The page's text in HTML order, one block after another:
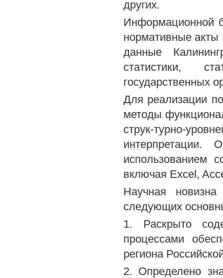
других.
Информационной
нормативные акты
данные
статистики,
государственных
Для реализации
методы
струк-турно-
интерпретации.
использованием
включая Excel,
Научная новизна
следующих
1. Раскрыто
процессами
региона
2. Определено